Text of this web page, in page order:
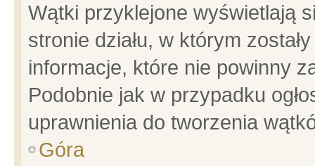
Wątki przyklejone wyświetlają
stronie działu, w którym
informacje, które nie powinny
Podobnie jak w przypadku
uprawnienia do tworzenia
Góra